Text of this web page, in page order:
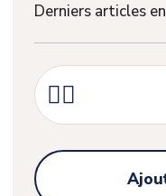
Derniers articles
